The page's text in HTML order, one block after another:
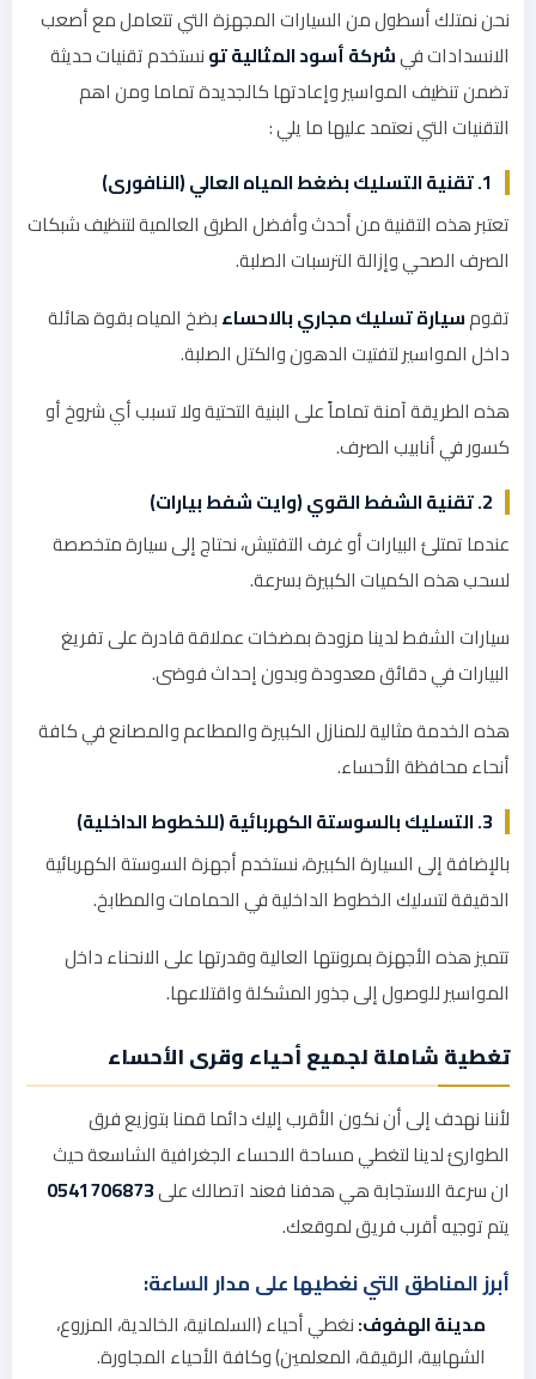
نحن نمتلك أسطول من السيارات المجهزة التي تتعامل مع أصعب
الانسدادات فيشركة أسود المثالية تونستخدم تقنيات حديثة
تضمن تنظيف المواسير وإعادتها كالجديدة تماما ومن اهم
التقنيات التي نعتمد عليها ما يلي :
1. تقنية التسليك بضغط المياه العالي (النافورى)
تعتبر هذه التقنية من أحدث وأفضل الطرق العالمية لتنظيف شبكات
الصرف الصحي وإزالة الترسبات الصلبة.
تقومسيارة تسليك مجاري بالاحساءبضخ المياه بقوة هائلة
داخل المواسير لتفتيت الدهون والكتل الصلبة.
هذه الطريقة آمنة تماماً على البنية التحتية ولا تسبب أي شروخ أو
كسور في أنابيب الصرف.
2. تقنية الشفط القوي (وايت شفط بيارات)
عندما تمتلئ البيارات أو غرف التفتيش، نحتاج إلى سيارة متخصصة
لسحب هذه الكميات الكبيرة بسرعة.
سيارات الشفط لدينا مزودة بمضخات عملاقة قادرة على تفريغ
البيارات في دقائق معدودة وبدون إحداث فوضى.
هذه الخدمة مثالية للمنازل الكبيرة والمطاعم والمصانع في كافة
أنحاء محافظة الأحساء.
3. التسليك بالسوستة الكهربائية (للخطوط الداخلية)
بالإضافة إلى السيارة الكبيرة، نستخدم أجهزة السوستة الكهربائية
الدقيقة لتسليك الخطوط الداخلية في الحمامات والمطابخ.
تتميز هذه الأجهزة بمرونتها العالية وقدرتها على الانحناء داخل
المواسير للوصول إلى جذور المشكلة واقتلاعها.
تغطية شاملة لجميع أحياء وقرى الأحساء
لأننا نهدف إلى أن نكون الأقرب إليك دائما قمنا بتوزيع فرق
الطوارئ لدينا لتغطي مساحة الاحساء الجغرافية الشاسعة حيث
ان سرعة الاستجابة هي هدفنا فعند اتصالك على0541706873
يتم توجيه أقرب فريق لموقعك.
أبرز المناطق التي نغطيها على مدار الساعة:
مدينة الهفوف:نغطي أحياء (السلمانية، الخالدية، المزروع،
الشهابية، الرقيقة، المعلمين) وكافة الأحياء المجاورة.